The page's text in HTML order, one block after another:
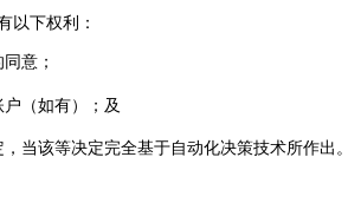
以下权利：
意；
（如有）；及
当该等决定完全基于自动化决策技术所作出。